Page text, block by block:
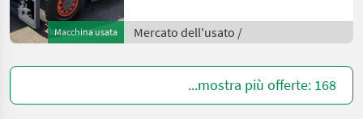
Macchina usata
Vollfreihub - Heizung -
Arbeitsscheinwerfer vorne
Mercato dell'usato /
...mostra più offerte: 168